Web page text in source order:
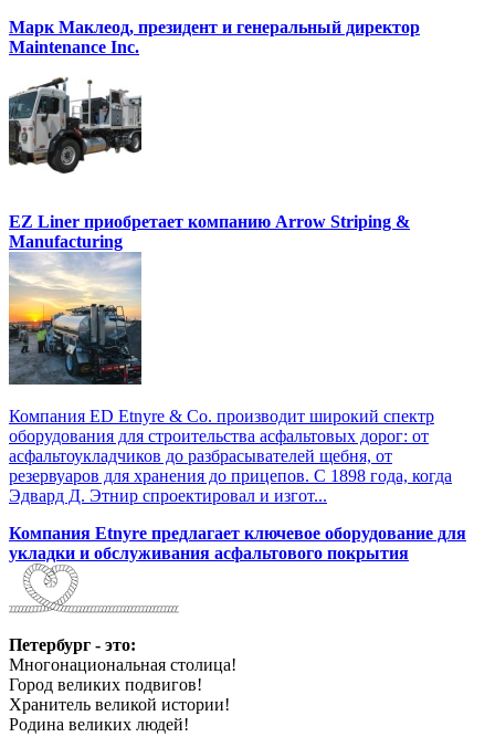
Марк Маклеод, президент и генеральный директор
Maintenance Inc.
EZ Liner приобретает компанию Arrow Striping &
Manufacturing
Компания ED Etnyre & Co. производит широкий спектр
оборудования для строительства асфальтовых дорог: от
асфальтоукладчиков до разбрасывателей щебня, от
резервуаров для хранения до прицепов. С 1898 года, когда
Эдвард Д. Этнир спроектировал и изгот...
Компания Etnyre предлагает ключевое оборудование для
укладки и обслуживания асфальтового покрытия
Петербург - это:
Многонациональная столица!
Город великих подвигов!
Хранитель великой истории!
Родина великих людей!